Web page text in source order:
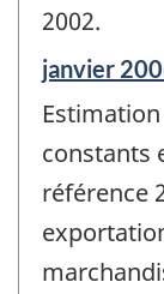
-
2002.
Période
référence
de
-
janvier
constants
référence